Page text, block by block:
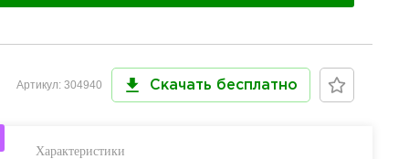
Артикул: 304940 Скачать бесплатно
Характеристики